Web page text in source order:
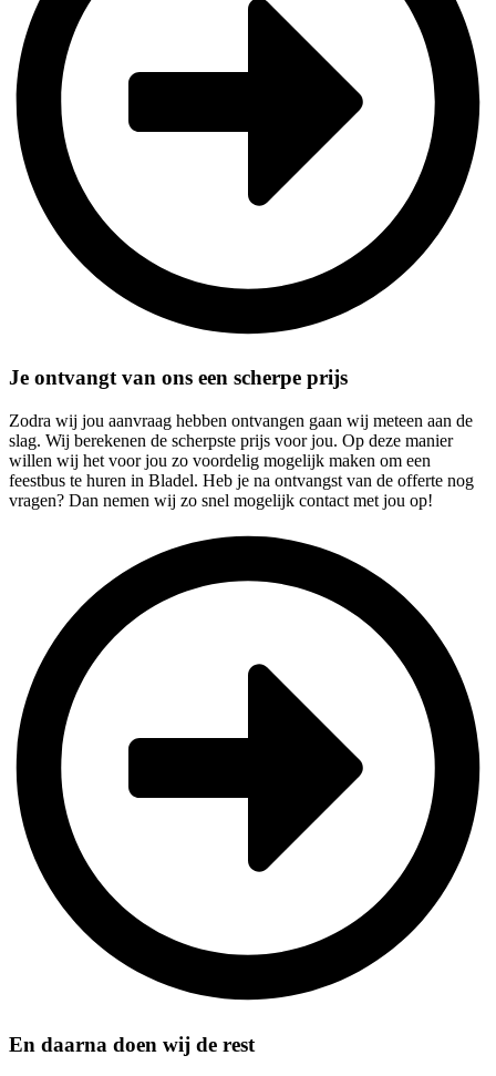
Je ontvangt van ons een scherpe prijs
Zodra wij jou aanvraag hebben ontvangen gaan wij meteen aan de
slag. Wij berekenen de scherpste prijs voor jou. Op deze manier
willen wij het voor jou zo voordelig mogelijk maken om een
feestbus te huren in Bladel. Heb je na ontvangst van de offerte nog
vragen? Dan nemen wij zo snel mogelijk contact met jou op!
En daarna doen wij de rest